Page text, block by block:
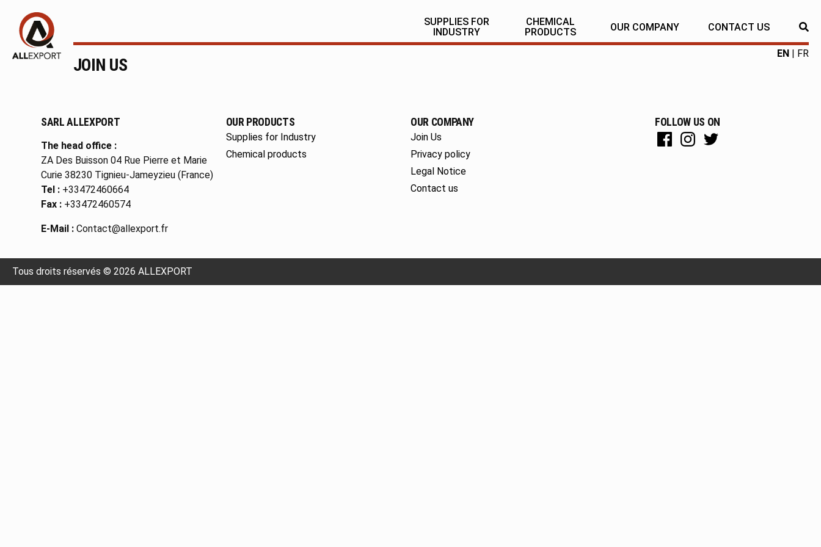
pour
chimiques
|
Fabricant
SUPPLIES FOR
INDUSTRY
CHEMICAL
PRODUCTS
OUR COMPANY CONTACT US
EN FR
JOIN US
SARL ALLEXPORT
The head office :
ZA Des Buisson 04 Rue Pierre et Marie
Curie 38230 Tignieu-Jameyzieu (France)
Tel : +33472460664
Fax : +33472460574
E-Mail :Contact@allexport.fr
OUR PRODUCTS
Supplies for Industry
Chemical products
OUR COMPANY
Join Us
Privacy policy
Legal Notice
Contact us
FOLLOW US ON
Tous droits réservés © 2026 ALLEXPORT